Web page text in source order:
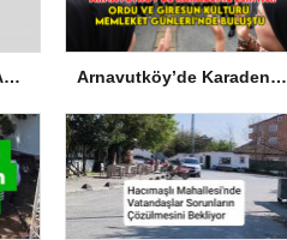
ARNAVUTKÖY İLÇE TARIM VE ORMAN MÜDÜRLÜĞÜ’NDEN İLANEN TEBLİGAT Arnavutköy’de Karadeniz Esintisi: Ordu ve Giresun Kültürü Memleket Günleri’nde Buluştu